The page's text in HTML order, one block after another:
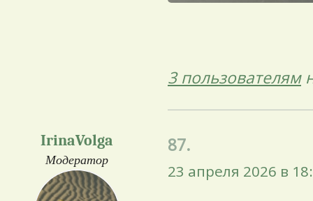
3 пользователям
IrinaVolga
Модератор
87.
23 апреля 2026 в